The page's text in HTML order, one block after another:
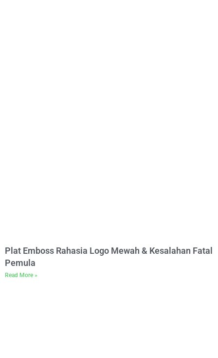
Plat Emboss Rahasia Logo Mewah & Kesalahan Fatal
Pemula
Read More »